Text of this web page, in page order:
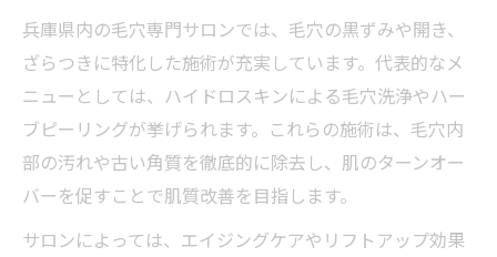
兵庫県内の毛穴専門サロンでは、毛穴の黒ずみや開き、
ざらつきに特化した施術が充実しています。代表的なメ
ニューとしては、ハイドロスキンによる毛穴洗浄やハー
ブピーリングが挙げられます。これらの施術は、毛穴内
部の汚れや古い角質を徹底的に除去し、肌のターンオー
バーを促すことで肌質改善を目指します。
サロンによっては、エイジングケアやリフトアップ効果